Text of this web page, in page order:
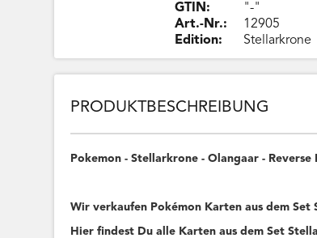
GTIN:
Art.-Nr.:
Edition:
"-"
12905
Stellarkrone
PRODUKTBESCHREIBUNG
Pokemon - Stellarkrone - Olangaar - Reverse
Wir verkaufen Pokémon Karten aus dem
Hier findest Du alle Karten aus dem Set